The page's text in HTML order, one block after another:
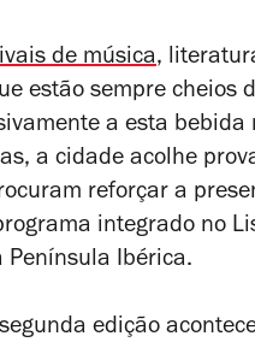
de música,
estão sempre cheios
a esta
a cidade acolhe
reforçar a
integrado no
Península Ibérica.
edição